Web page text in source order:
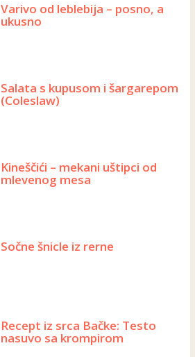
Varivo od leblebija – posno, a
ukusno
Salata s kupusom i šargarepom
(Coleslaw)
Kineščići – mekani uštipci od
mlevenog mesa
Sočne šnicle iz rerne
Recept iz srca Bačke: Testo
nasuvo sa krompirom